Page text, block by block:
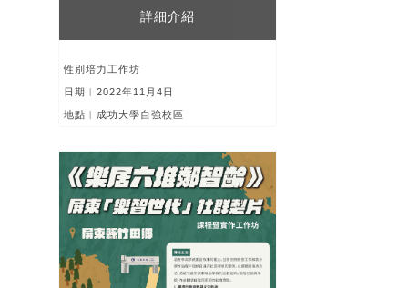
詳細介紹
性別培力工作坊
日期︱2022年11月4日
地點︱成功大學自強校區